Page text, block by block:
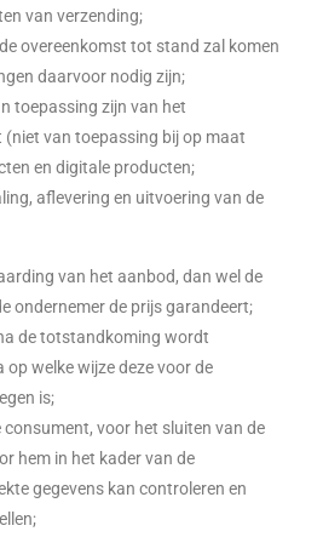
van verzending;
overeenkomst tot stand zal komen
daarvoor nodig zijn;
toepassing zijn van het
(niet van toepassing bij op maat
en digitale producten;
aflevering en uitvoering van de
van het aanbod, dan wel de
ondernemer de prijs garandeert;
de totstandkoming wordt
op welke wijze deze voor de
is;
voor het sluiten van de
hem in het kader van de
gegevens kan controleren en